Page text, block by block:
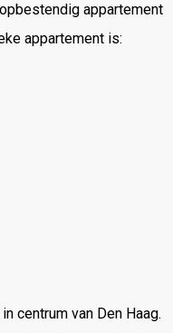
appartement
appartement is:
centrum van Den Haag.